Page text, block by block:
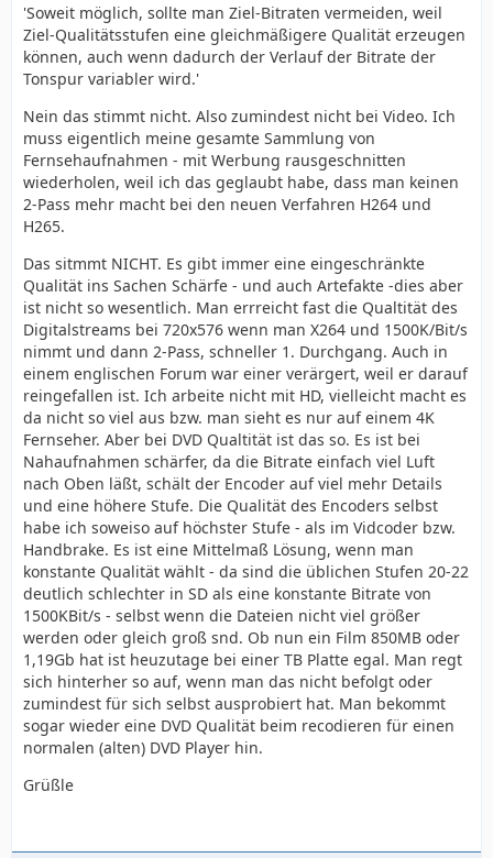
'Soweit möglich, sollte man Ziel-Bitraten vermeiden, weil
Ziel-Qualitätsstufen eine gleichmäßigere Qualität erzeugen
können, auch wenn dadurch der Verlauf der Bitrate der
Tonspur variabler wird.'
Nein das stimmt nicht. Also zumindest nicht bei Video. Ich
muss eigentlich meine gesamte Sammlung von
Fernsehaufnahmen - mit Werbung rausgeschnitten
wiederholen, weil ich das geglaubt habe, dass man keinen
2-Pass mehr macht bei den neuen Verfahren H264 und
H265.
Das sitmmt NICHT. Es gibt immer eine eingeschränkte
Qualität ins Sachen Schärfe - und auch Artefakte -dies aber
ist nicht so wesentlich. Man errreicht fast die Qualtität des
Digitalstreams bei 720x576 wenn man X264 und 1500K/Bit/s
nimmt und dann 2-Pass, schneller 1. Durchgang. Auch in
einem englischen Forum war einer verärgert, weil er darauf
reingefallen ist. Ich arbeite nicht mit HD, vielleicht macht es
da nicht so viel aus bzw. man sieht es nur auf einem 4K
Fernseher. Aber bei DVD Qualtität ist das so. Es ist bei
Nahaufnahmen schärfer, da die Bitrate einfach viel Luft
nach Oben läßt, schält der Encoder auf viel mehr Details
und eine höhere Stufe. Die Qualität des Encoders selbst
habe ich soweiso auf höchster Stufe - als im Vidcoder bzw.
Handbrake. Es ist eine Mittelmaß Lösung, wenn man
konstante Qualität wählt - da sind die üblichen Stufen 20-22
deutlich schlechter in SD als eine konstante Bitrate von
1500KBit/s - selbst wenn die Dateien nicht viel größer
werden oder gleich groß snd. Ob nun ein Film 850MB oder
1,19Gb hat ist heuzutage bei einer TB Platte egal. Man regt
sich hinterher so auf, wenn man das nicht befolgt oder
zumindest für sich selbst ausprobiert hat. Man bekommt
sogar wieder eine DVD Qualität beim recodieren für einen
normalen (alten) DVD Player hin.
Grüßle